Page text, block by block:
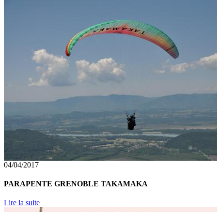
04/04/2017
PARAPENTE GRENOBLE TAKAMAKA
Lire la suite